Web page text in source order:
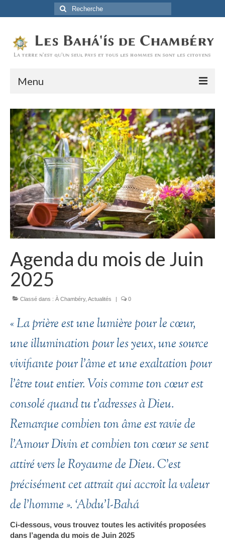
Rechercher
:
Menu
Accueil
La Foi Baha’ie
L’Histoire
Être Baha’i au quotidien
Un débordement d’actions
Actualités
Agenda du mois de Juin
2025
Classé dans : À Chambéry, Actualités | 0
« La prière est une lumière pour le cœur,
une illumination pour les yeux, une source
vivifiante pour l’âme et une exaltation pour
l’être tout entier. Vois comme ton cœur est
consolé quand tu t’adresses à Dieu.
Remarque combien ton âme est ravie de
l’Amour Divin et combien ton cœur se sent
attiré vers le Royaume de Dieu. C’est
précisément cet attrait qui accroît la valeur
de l’homme ». ‘Abdu’l-Bahá
Ci-dessous, vous trouvez toutes les activités proposées
dans l’agenda du mois de Juin 2025